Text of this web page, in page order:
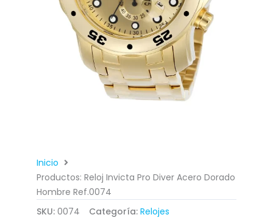
Inicio
Productos: Reloj Invicta Pro Diver Acero Dorado
Hombre Ref.0074
SKU: 0074 Categoría: Relojes